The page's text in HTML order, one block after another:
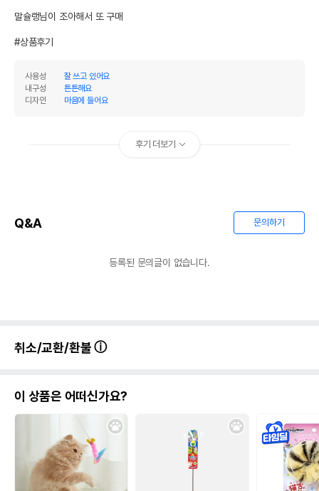
말슐랭님이 조아해서 또 구매
#상품후기
사용성
잘 쓰고 있어요
내구성
튼튼해요
디자인
마음에 들어요
후기 더보기
Q&A 문의하기
등록된 문의글이 없습니다.
취소/교환/환불
이 상품은 어떠신가요?